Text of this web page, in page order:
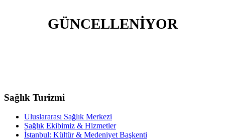
GÜNCELLENİYOR
Sağlık Turizmi
Uluslararası Sağlık Merkezi
Sağlık Ekibimiz & Hizmetler
İstanbul: Kültür & Medeniyet Başkenti